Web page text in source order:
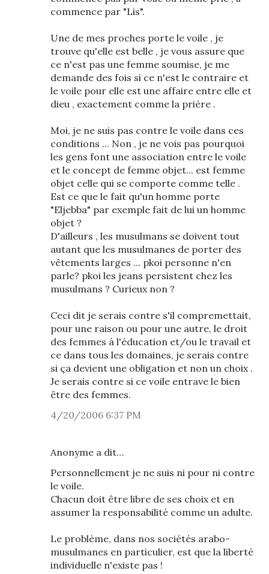
commence par "Lis".
Une de mes proches porte le voile , je
trouve qu'elle est belle , je vous assure que
ce n'est pas une femme soumise, je me
demande des fois si ce n'est le contraire et
le voile pour elle est une affaire entre elle et
dieu , exactement comme la prière .
Moi, je ne suis pas contre le voile dans ces
conditions ... Non , je ne vois pas pourquoi
les gens font une association entre le voile
et le concept de femme objet... est femme
objet celle qui se comporte comme telle .
Est ce que le fait qu'un homme porte
"Eljebba" par exemple fait de lui un homme
objet ?
D'ailleurs , les musulmans se doivent tout
autant que les musulmanes de porter des
vêtements larges ... pkoi personne n'en
parle? pkoi les jeans persistent chez les
musulmans ? Curieux non ?
Ceci dit je serais contre s'il compremettait,
pour une raison ou pour une autre, le droit
des femmes à l'éducation et/ou le travail et
ce dans tous les domaines, je serais contre
si ça devient une obligation et non un choix .
Je serais contre si ce voile entrave le bien
être des femmes.
4/20/2006 6:37 PM
Anonyme a dit…
Personnellement je ne suis ni pour ni contre
le voile.
Chacun doit être libre de ses choix et en
assumer la responsabilité comme un adulte.
Le problème, dans nos sociétés arabo-
musulmanes en particulier, est que la liberté
individuelle n'existe pas !